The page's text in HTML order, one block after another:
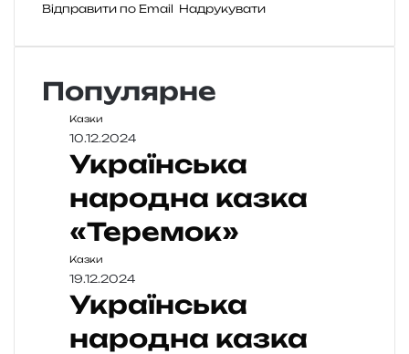
Відправити по Email Надрукувати
Популярне
Казки
10.12.2024
Українська
народна казка
«Теремок»
Казки
19.12.2024
Українська
народна казка